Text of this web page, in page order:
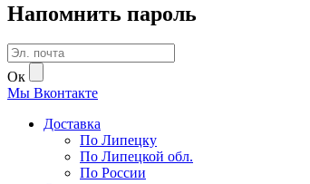
Напомнить пароль
Ок
Мы Вконтакте
Доставка
По Липецку
По Липецкой обл.
По России